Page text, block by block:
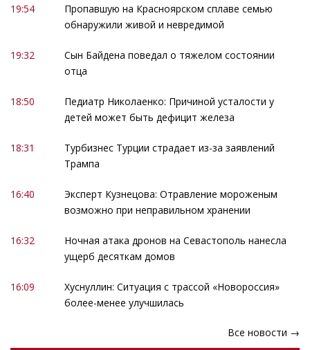
19:54
Пропавшую на Красноярском сплаве семью
обнаружили живой и невредимой
19:32
Сын Байдена поведал о тяжелом состоянии
отца
18:50
Педиатр Николаенко: Причиной усталости у
детей может быть дефицит железа
18:31
Турбизнес Турции страдает из-за заявлений
Трампа
16:40
Эксперт Кузнецова: Отравление мороженым
возможно при неправильном хранении
16:32
Ночная атака дронов на Севастополь нанесла
ущерб десяткам домов
16:09
Хуснуллин: Ситуация с трассой «Новороссия»
более-менее улучшилась
Все новости →